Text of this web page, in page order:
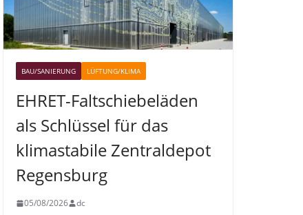
BAU/SANIERUNG LÜFTUNG/KLIMA
EHRET-Faltschiebeläden
als Schlüssel für das
klimastabile Zentraldepot
Regensburg
05/08/2026 dc